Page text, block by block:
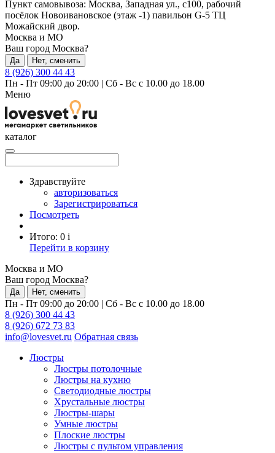
Пункт самовывоза: Москва, Западная ул., с100, рабочий
посёлок Новоивановское (этаж -1) павильон G-5 ТЦ
Можайский двор.
Москва и МО
Ваш город Москва?
Да Нет, сменить
8 (926) 300 44 43
Пн - Пт 09:00 до 20:00 | Сб - Вс с 10.00 до 18.00
Меню
каталог
Здравствуйте
авторизоваться
Зарегистрироваться
Посмотреть
Итого: 0 i
Перейти в корзину
Москва и МО
Ваш город Москва?
Да Нет, сменить
Пн - Пт 09:00 до 20:00 | Сб - Вс с 10.00 до 18.00
8 (926) 300 44 43
8 (926) 672 73 83
info@lovesvet.ru Обратная связь
Люстры
Люстры потолочные
Люстры на кухню
Светодиодные люстры
Хрустальные люстры
Люстры-шары
Умные люстры
Плоские люстры
Люстры с пультом управления